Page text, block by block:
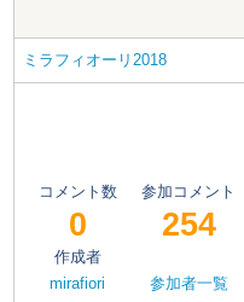
ミラフィオーリ2018
コメント数
0
作成者
mirafiori
参加コメント
254
参加者一覧